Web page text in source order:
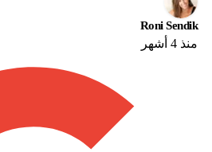
Roni Sendik
منذ 4 أشهر